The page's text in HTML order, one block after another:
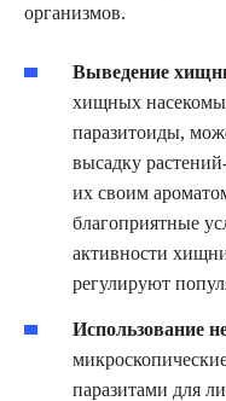
организмов.
Выведение
хищных
паразитоиды,
высадку
их своим
благоприятные
активности
регулируют
Использование
паразитами для